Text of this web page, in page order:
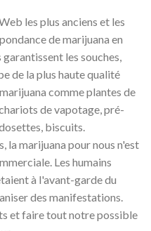
les plus anciens et les
de marijuana en
les souches,
de la plus haute qualité
comme plantes de
de vapotage, pré-
biscuits.
la marijuana pour nous n'est
Les humains
à l'avant-garde du
des manifestations.
et faire tout notre possible